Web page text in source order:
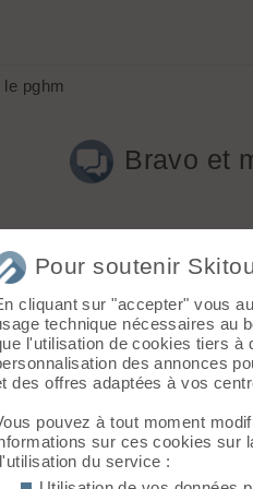
pghm
Bravo et
et m ont vu de loin
a les prendre dans un
Pour soutenir
cliquant sur "accepter" vous
technique nécessaires au
l'utilisation de cookies tiers à
des annonces
des offres adaptées à vos
pouvez à tout moment
sur ces cookies sur
du service :